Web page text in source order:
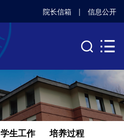
院长信箱 | 信息公开
学生工作
培养过程